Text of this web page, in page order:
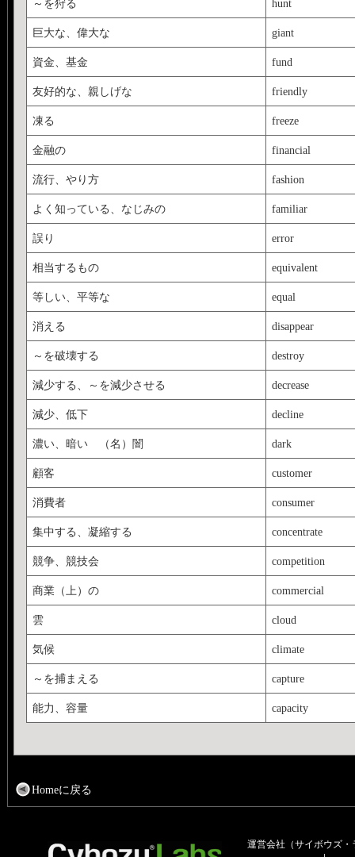
～を狩る hunt
巨大な、偉大な giant
資金、基金 fund
友好的な、親しげな friendly
凍る freeze
金融の financial
流行、やり方 fashion
よく知っている、なじみの familiar
誤り error
相当するもの equivalent
等しい、平等な equal
消える disappear
～を破壊する destroy
減少する、～を減少させる decrease
減少、低下 decline
濃い、暗い （名）闇 dark
顧客 customer
消費者 consumer
集中する、凝縮する concentrate
競争、競技会 competition
商業（上）の commercial
雲 cloud
気候 climate
～を捕まえる capture
能力、容量 capacity
Homeに戻る
運営会社（サイボウズ・